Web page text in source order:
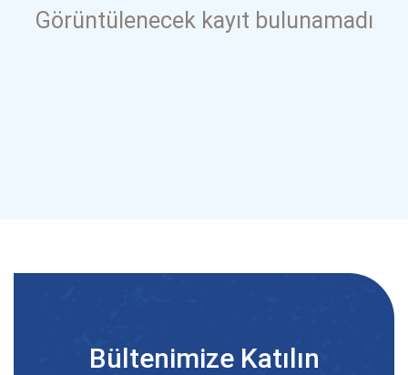
Görüntülenecek kayıt bulunamadı
Bültenimize Katılın